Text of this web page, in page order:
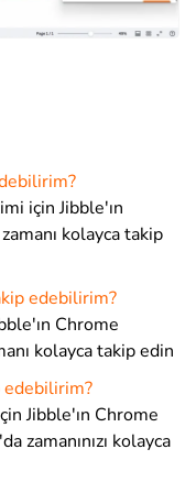
için Jibble'ın
kolayca takip
edebilirim?
Chrome
kolayca takip edin
edebilirim?
Jibble'ın Chrome
zamanınızı kolayca